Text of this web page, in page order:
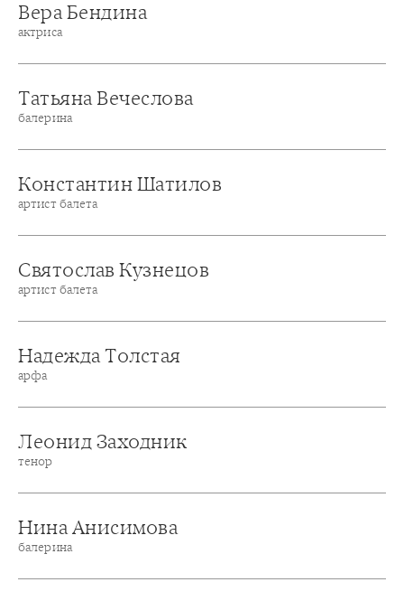
Вера Бендина
актриса
Татьяна Вечеслова
балерина
Константин Шатилов
артист балета
Святослав Кузнецов
артист балета
Надежда Толстая
арфа
Леонид Заходник
тенор
Нина Анисимова
балерина